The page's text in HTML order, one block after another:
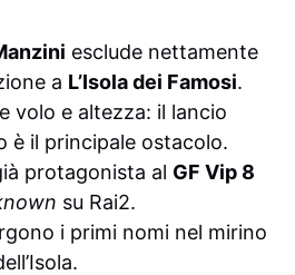
esclude nettamente
a L’Isola dei Famosi.
volo e altezza: il lancio
è il principale ostacolo.
protagonista al GF Vip 8
su Rai2.
i primi nomi nel mirino